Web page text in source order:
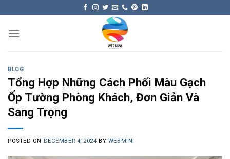
content
BLOG
Tổng Hợp Những Cách Phối Màu Gạch
Ốp Tường Phòng Khách, Đơn Giản Và
Sang Trọng
POSTED ON DECEMBER 4, 2024 BY WEBMINI